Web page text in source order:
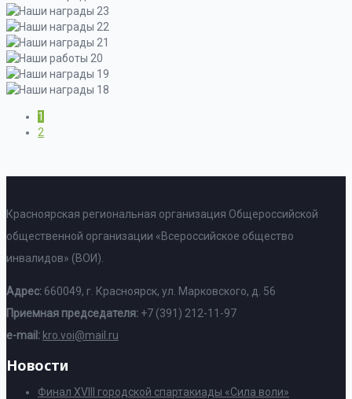
1
2
Красноярская региональная организация Общероссийской
общественной организации «Всероссийское общество
инвалидов» (ВОИ).
Адрес: 660049, г. Красноярск, ул. Марковского, д. 56
Приемная председателя: +7 (391) 212-11-97
e-mail: kro.voi@mail.ru
Новости
Финал XVIII городской спартакиады «Сила воли»